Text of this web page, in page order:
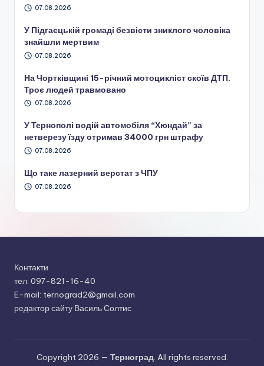
07.08.2026
У Підгаєцькій громаді безвісти зниклого чоловіка
знайшли мертвим
07.08.2026
На Чортківщині 15-річний мотоцикліст скоїв ДТП.
Троє людей травмовано
07.08.2026
У Тернополі водій автомобіля “Хюндай” за
нетверезу їзду отримав 34000 грн штрафу
07.08.2026
Що таке лазерний верстат з ЧПУ
07.08.2026
Контакти
тел. 097-821-16-40
E-mail: ternograd2@gmail.com
редактор сайту Василь Солтис
Copyright 2026 — Терноград. All rights reserved.